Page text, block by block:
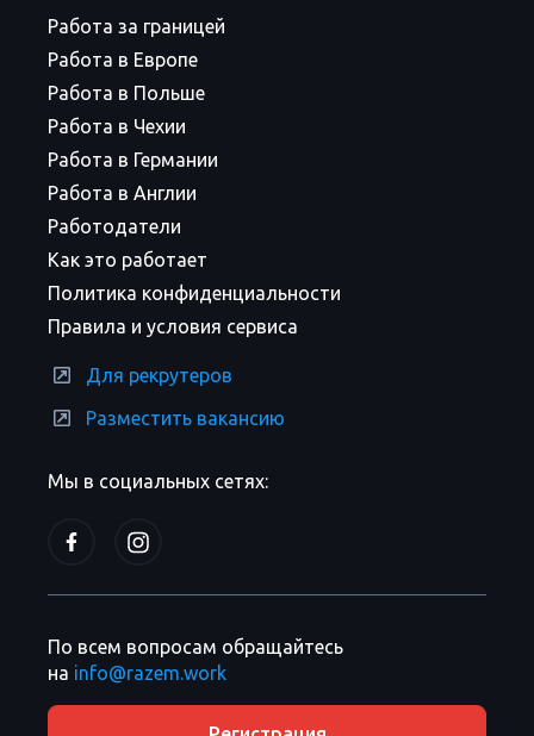
Мы в социальных сетях:
Работа за границей
Работа в Европе
Работа в Польше
Работа в Чехии
Работа в Германии
Работа в Англии
Работодатели
Как это работает
Политика конфиденциальности
Правила и условия сервиса
Для рекрутеров
Разместить вакансию
По всем вопросам обращайтесь
на info@razem.work